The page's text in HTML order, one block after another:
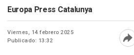
Europa Press Catalunya
Viernes, 14 febrero 2025
Publicado: 13:32